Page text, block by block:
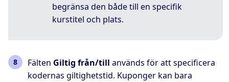
begränsa den både till en specifik
kurstitel och plats.
Fälten Giltig från/till används för att specificera
kodernas giltighetstid. Kuponger kan bara